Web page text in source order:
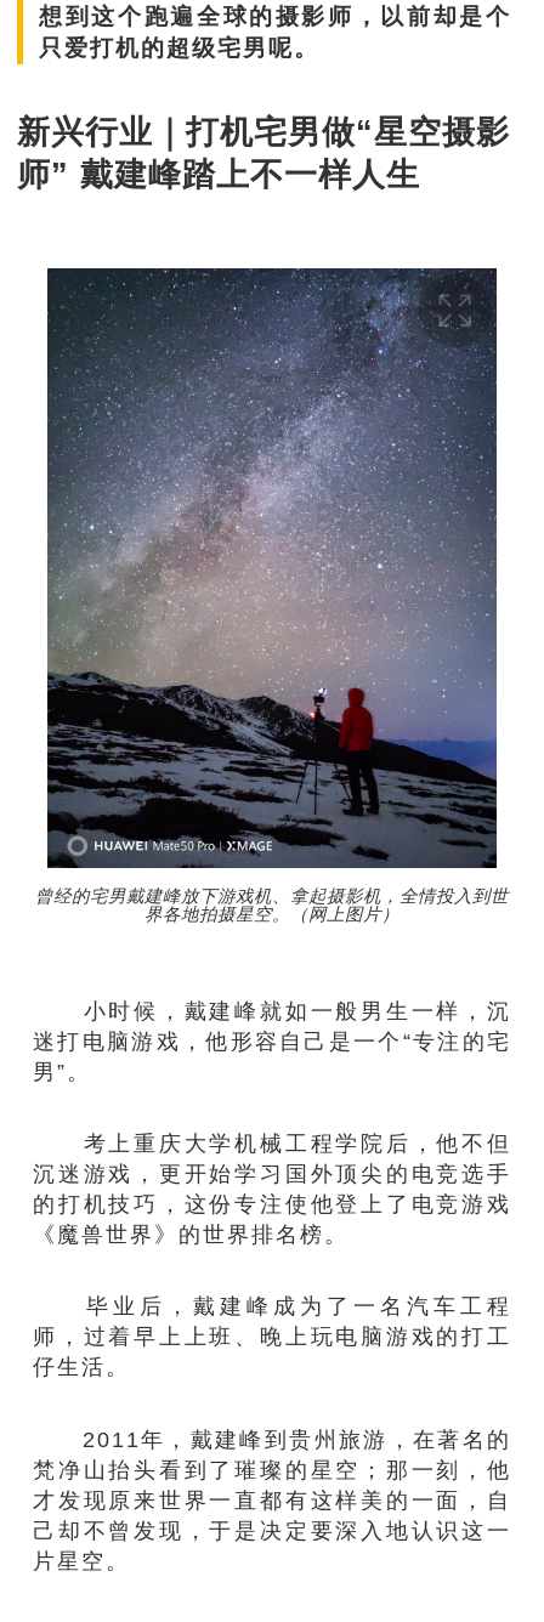
想到这个跑遍全球的摄影师，以前却是个
只爱打机的超级宅男呢。
新兴行业｜打机宅男做“星空摄影
师” 戴建峰踏上不一样人生
曾经的宅男戴建峰放下游戏机、拿起摄影机，全情投入到世
界各地拍摄星空。（网上图片）
小时候，戴建峰就如一般男生一样，沉
迷打电脑游戏，他形容自己是一个“专注的宅
男”。
考上重庆大学机械工程学院后，他不但
沉迷游戏，更开始学习国外顶尖的电竞选手
的打机技巧，这份专注使他登上了电竞游戏
《魔兽世界》的世界排名榜。
毕业后，戴建峰成为了一名汽车工程
师，过着早上上班、晚上玩电脑游戏的打工
仔生活。
2011年，戴建峰到贵州旅游，在著名的
梵净山抬头看到了璀璨的星空；那一刻，他
才发现原来世界一直都有这样美的一面，自
己却不曾发现，于是决定要深入地认识这一
片星空。